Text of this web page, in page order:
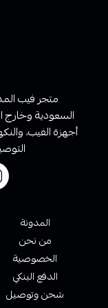
متجر فيب
السعودية
أجهزة الفيب،
المدونة
من نحن
الخصوصية
الدفع البنكي
شحن وتوصيل